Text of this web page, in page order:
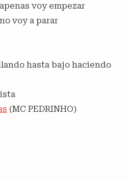
voy empezar
voy a parar
hasta bajo haciendo
(MC PEDRINHO)